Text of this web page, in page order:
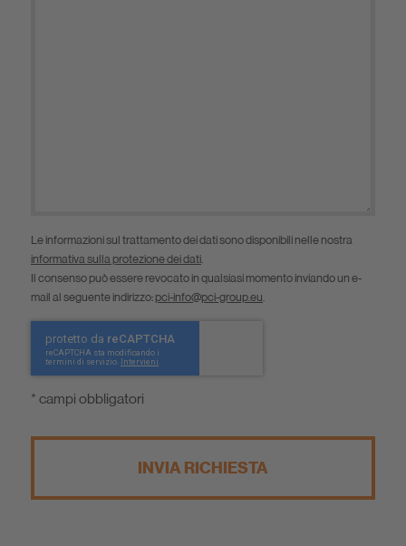
Le informazioni sul trattamento dei dati sono disponibili nelle nostra
informativa sulla protezione dei dati.
Il consenso può essere revocato in qualsiasi momento inviando un e-
mail al seguente indirizzo: pci-info@pci-group.eu.
* campi obbligatori
INVIA RICHIESTA